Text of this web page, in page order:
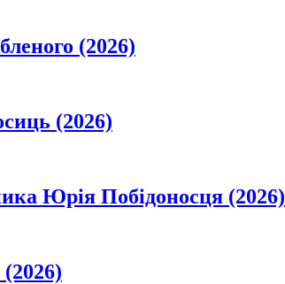
(2026)
(2026)
Юрія Побідоносця (2026)